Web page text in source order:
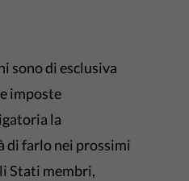
sono di esclusiva
imposte
la
di farlo nei prossimi
Stati membri,